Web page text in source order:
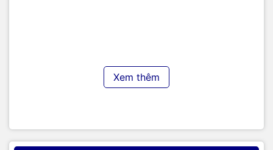
bằng màn hình 240Hz để đảm bảo giải đấu diễn ra suôn sẻ.
Phần mềm cho phép bạn dễ dàng điều chỉnh các thiết lập
OSD trực tiếp bằng chuột máy tính.
Agon mang đến công nghệ Low Blue Light tiên tiến, bảo vệ
đôi mắt của bạn một cách tối ưu.
Xem thêm